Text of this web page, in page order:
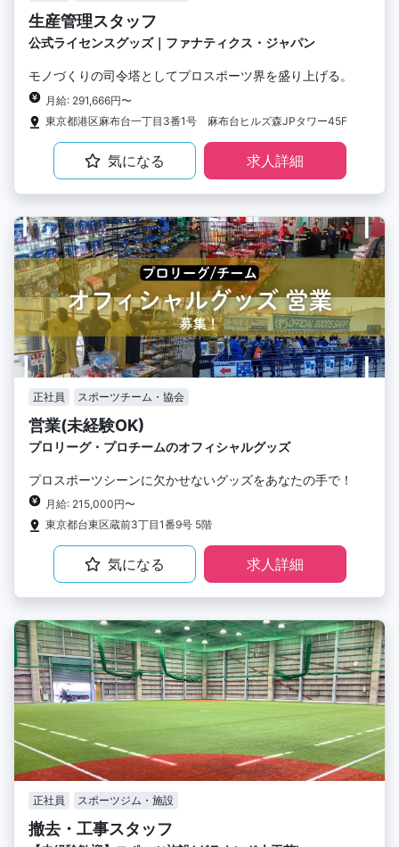
生産管理スタッフ
公式ライセンスグッズ｜ファナティクス・ジャパン
モノづくりの司令塔としてプロスポーツ界を盛り上げる。
月給: 291,666円〜
東京都港区麻布台一丁目3番1号 麻布台ヒルズ森JPタワー45F
気になる 求人詳細
正社員 スポーツチーム・協会
営業(未経験OK)
プロリーグ・プロチームのオフィシャルグッズ
プロスポーツシーンに欠かせないグッズをあなたの手で！
月給: 215,000円〜
東京都台東区蔵前3丁目1番9号 5階
気になる 求人詳細
正社員 スポーツジム・施設
撤去・工事スタッフ